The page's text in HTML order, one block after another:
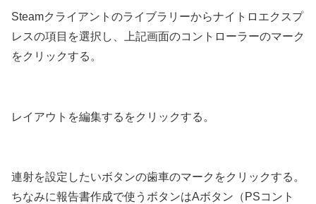
Steamクライアントのライブラリーからナイトロエクスプ
レスの項目を選択し、上記画面のコントローラーのマーク
をクリックする。
レイアウトを編集するをクリックする。
連射を設定したいボタンの歯車のマークをクリックする。
ちなみに報告書作成で使うボタンはAボタン（PSコント